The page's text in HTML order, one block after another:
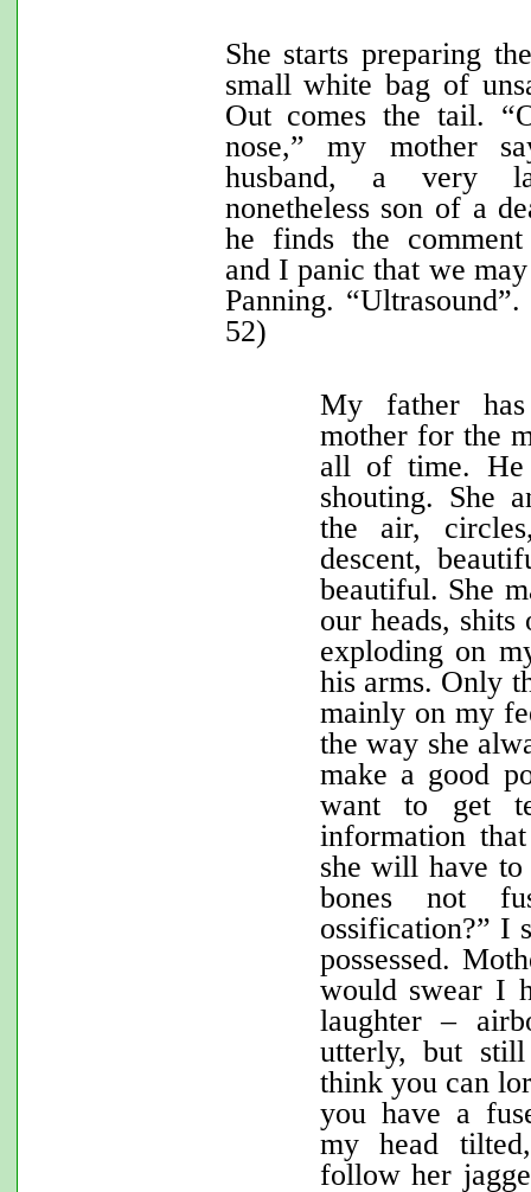
She starts preparing
small white bag of
Out comes the tail.
nose,” my mother
husband, a very
nonetheless son of a
he finds the
and I panic that we
Panning.
52)
My father
mother for the
all of time.
shouting. She
the air,
descent,
beautiful. She
our heads,
exploding on
his arms. Only
mainly on my
the way she
make a good
want to get
information
she will have
bones not
ossification?” I
possessed.
would swear I
laughter –
utterly, but
think you can
you have a
my head
follow her